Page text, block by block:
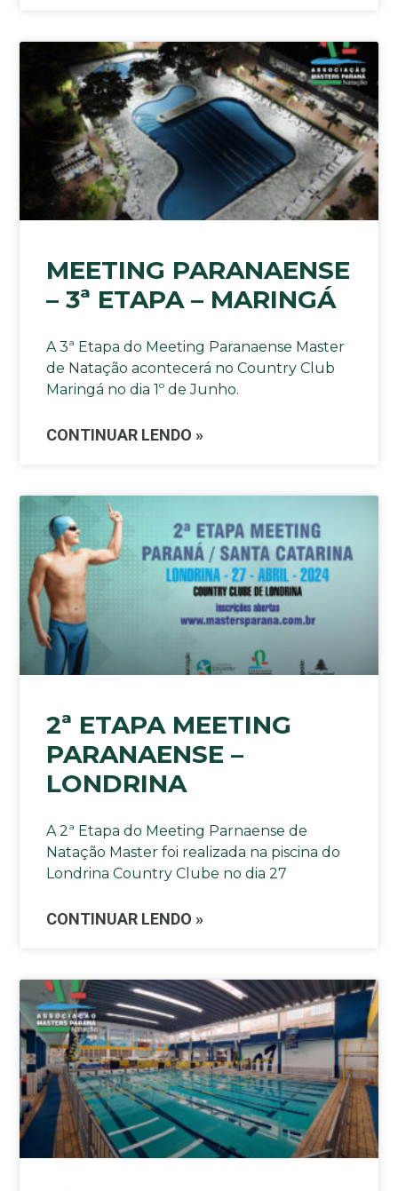
MEETING PARANAENSE
– 3ª ETAPA – MARINGÁ
A 3ª Etapa do Meeting Paranaense Master
de Natação acontecerá no Country Club
Maringá no dia 1º de Junho.
CONTINUAR LENDO »
2ª ETAPA MEETING
PARANAENSE –
LONDRINA
A 2ª Etapa do Meeting Parnaense de
Natação Master foi realizada na piscina do
Londrina Country Clube no dia 27
CONTINUAR LENDO »